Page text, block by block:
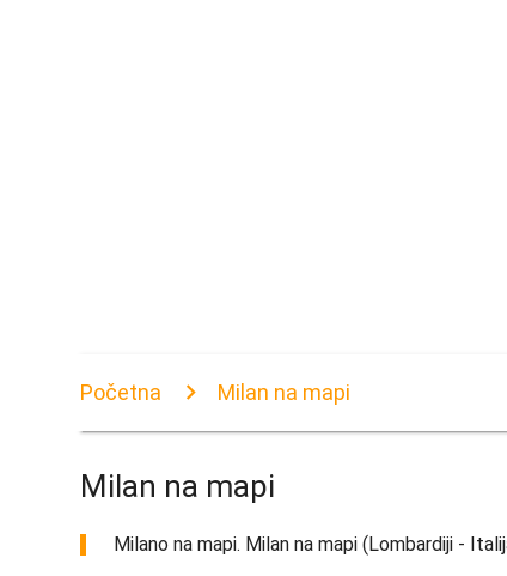
Početna Milan na mapi
Milan na mapi
Milano na mapi. Milan na mapi (Lombardiji -